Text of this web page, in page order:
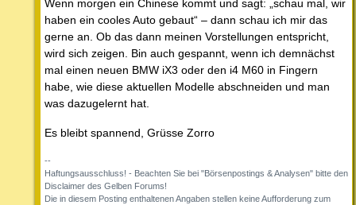
Wenn morgen ein Chinese kommt und sagt: „schau mal, wir
haben ein cooles Auto gebaut“ – dann schau ich mir das
gerne an. Ob das dann meinen Vorstellungen entspricht,
wird sich zeigen. Bin auch gespannt, wenn ich demnächst
mal einen neuen BMW iX3 oder den i4 M60 in Fingern
habe, wie diese aktuellen Modelle abschneiden und man
was dazugelernt hat.
Es bleibt spannend, Grüsse Zorro
--
Haftungsausschluss! - Beachten Sie bei "Börsenpostings & Analysen" bitte den
Disclaimer des Gelben Forums!
Die in diesem Posting enthaltenen Angaben stellen keine Aufforderung zum